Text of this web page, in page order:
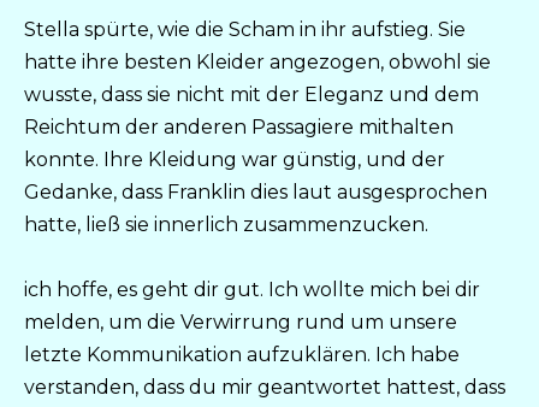
Stella spürte, wie die Scham in ihr aufstieg. Sie
hatte ihre besten Kleider angezogen, obwohl sie
wusste, dass sie nicht mit der Eleganz und dem
Reichtum der anderen Passagiere mithalten
konnte. Ihre Kleidung war günstig, und der
Gedanke, dass Franklin dies laut ausgesprochen
hatte, ließ sie innerlich zusammenzucken.
ich hoffe, es geht dir gut. Ich wollte mich bei dir
melden, um die Verwirrung rund um unsere
letzte Kommunikation aufzuklären. Ich habe
verstanden, dass du mir geantwortet hattest, dass